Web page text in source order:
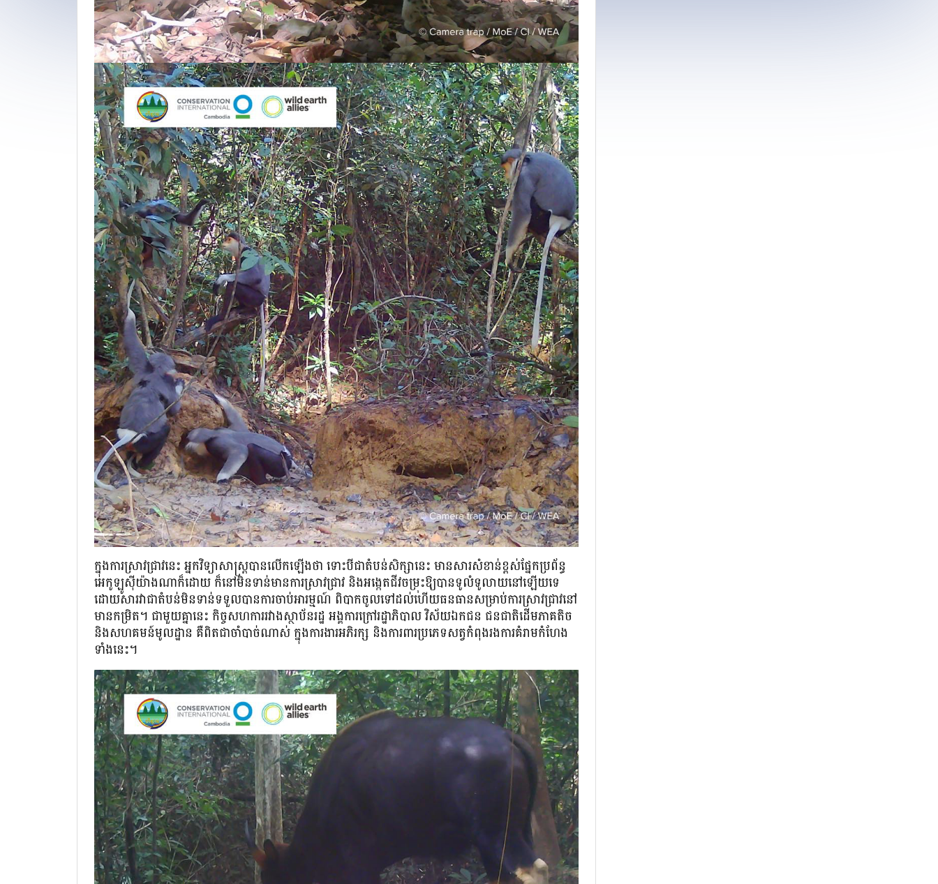
ក្នុងការស្រាវជ្រាវនេះ អ្នកវិទ្យាសាស្រ្តបានលើកឡើងថា ទោះបីជាតំបន់សិក្សានេះ មានសារសំខាន់ខ្ពស់ផ្នែកប្រព័ន្ធ
អេកូឡូស៊ីយ៉ាងណាក៏ដោយ ក៏នៅមិនទាន់មានការស្រាវជ្រាវ និងអង្កេតជីវចម្រុះឱ្យបានទូលំទូលាយនៅឡើយទេ
ដោយសារវាជាតំបន់មិនទាន់ទទួលបានការចាប់អារម្មណ៍ ពិបាកចូលទៅដល់ហើយធនធានសម្រាប់ការស្រាវជ្រាវនៅ
មានកម្រិត។ ជាមួយគ្នានេះ កិច្ចសហការរវាងស្ថាប័នរដ្ឋ អង្គការក្រៅរដ្ឋាភិបាល វិស័យឯកជន ជនជាតិដើមភាគតិច
និងសហគមន៍មូលដ្ឋាន គឺពិតជាចាំបាច់ណាស់ ក្នុងការងារអភិរក្ស និងការពារប្រភេទសត្វកំពុងរងការគំរាមកំហែង
ទាំងនេះ។